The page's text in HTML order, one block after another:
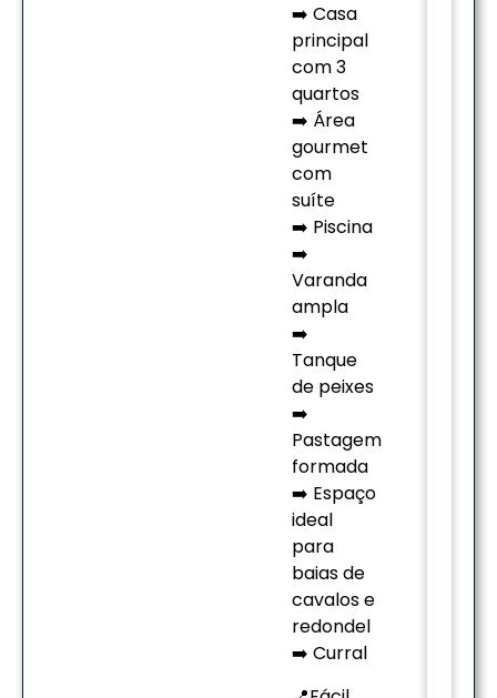
➡️ Casa
principal
com 3
quartos
➡️ Área
gourmet
com
suíte
➡️ Piscina
➡️
Varanda
ampla
➡️
Tanque
de peixes
➡️
Pastagem
formada
➡️ Espaço
ideal
para
baias de
cavalos e
redondel
➡️ Curral